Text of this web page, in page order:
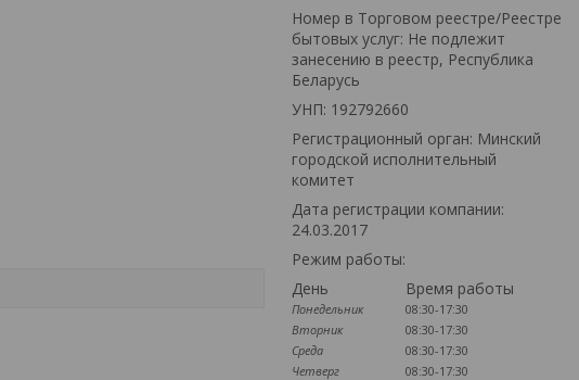
Номер в Торговом реестре/Реестре
бытовых услуг: Не подлежит
занесению в реестр, Республика
Беларусь
УНП: 192792660
Регистрационный орган: Минский
городской исполнительный
комитет
Дата регистрации компании:
24.03.2017
Режим работы:
День
Время работы
Понедельник
08:30-17:30
Вторник
08:30-17:30
Среда
08:30-17:30
Четверг
08:30-17:30